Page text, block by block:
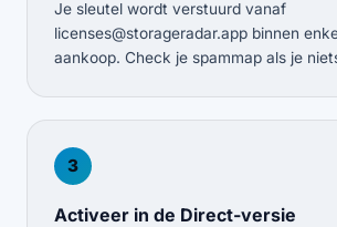
Je sleutel wordt verstuurd vanaf
licenses@storageradar.app binnen
aankoop. Check je spammap als je
3
Activeer in de Direct-versie